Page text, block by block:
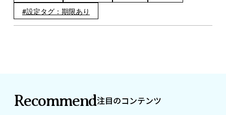
設定タグ：期限あり
Recommend注目のコンテンツ